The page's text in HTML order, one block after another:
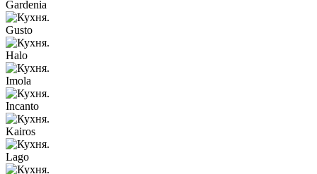
Gardenia
Gusto
Halo
Imola
Incanto
Kairos
Lago